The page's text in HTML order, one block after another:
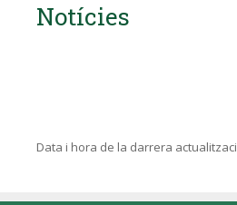
Notícies
Data i hora de la darrera